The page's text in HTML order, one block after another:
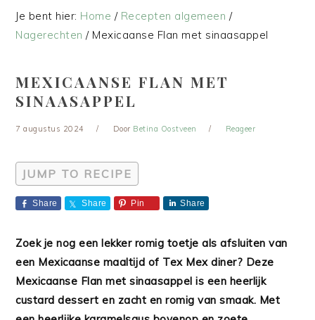
Je bent hier: Home / Recepten algemeen /
Nagerechten /Mexicaanse Flan met sinaasappel
MEXICAANSE FLAN MET
SINAASAPPEL
7 augustus 2024 Door Betina Oostveen Reageer
JUMP TO RECIPE
Share Share Pin Share
Zoek je nog een lekker romig toetje als afsluiten van
een Mexicaanse maaltijd of Tex Mex diner? Deze
Mexicaanse Flan met sinaasappel is een heerlijk
custard dessert en zacht en romig van smaak. Met